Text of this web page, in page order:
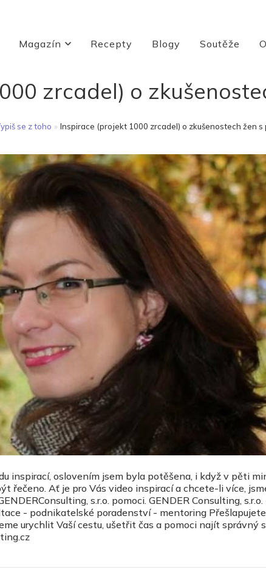
Magazín Recepty Blogy Soutěže
zrcadel) o
se z toho » Inspirace (projekt 1000 zrcadel) o zkušenostech žen s
inspirací, oslovením jsem byla potěšena, i když v pěti
řečeno. Ať je pro Vás video inspirací a chcete-li více,
s.r.o. pomoci. GENDER Consulting, s.r.o.
- podnikatelské poradenství - mentoring
urychlit Vaší cestu, ušetřit čas a pomoci najít správný